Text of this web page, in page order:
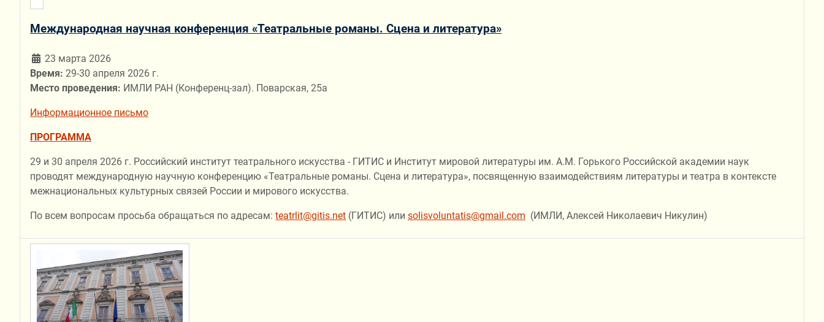
Международная научная конференция «Театральные романы. Сцена и литература»
23 марта 2026
Время: 29-30 апреля 2026 г.
Место проведения: ИМЛИ РАН (Конференц-зал). Поварская, 25а
Информационное письмо
ПРОГРАММА
29 и 30 апреля 2026 г. Российский институт театрального искусства - ГИТИС и Институт мировой литературы им. А.М. Горького Российской академии наук
проводят международную научную конференцию «Театральные романы. Сцена и литература», посвященную взаимодействиям литературы и театра в контексте
межнациональных культурных связей России и мирового искусства.
По всем вопросам просьба обращаться по адресам: teatrlit@gitis.net (ГИТИС) или solisvoluntatis@gmail.com (ИМЛИ, Алексей Николаевич Никулин)